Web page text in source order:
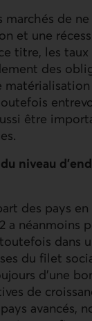
de
et une
titre, les
des
être
niveau
des pays
a néanmoins
dans
du filet
d’une
de
avancés,